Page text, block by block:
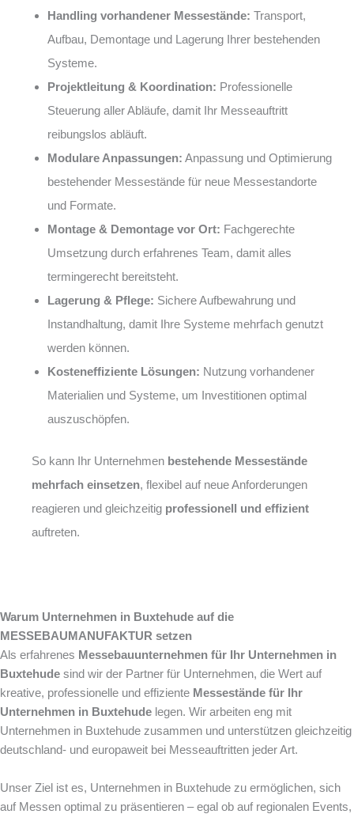
Handling vorhandener Messestände: Transport,
Aufbau, Demontage und Lagerung Ihrer bestehenden
Systeme.
Projektleitung & Koordination: Professionelle
Steuerung aller Abläufe, damit Ihr Messeauftritt
reibungslos abläuft.
Modulare Anpassungen: Anpassung und Optimierung
bestehender Messestände für neue Messestandorte
und Formate.
Montage & Demontage vor Ort: Fachgerechte
Umsetzung durch erfahrenes Team, damit alles
termingerecht bereitsteht.
Lagerung & Pflege: Sichere Aufbewahrung und
Instandhaltung, damit Ihre Systeme mehrfach genutzt
werden können.
Kosteneffiziente Lösungen: Nutzung vorhandener
Materialien und Systeme, um Investitionen optimal
auszuschöpfen.
So kann Ihr Unternehmen bestehende Messestände
mehrfach einsetzen, flexibel auf neue Anforderungen
reagieren und gleichzeitig professionell und effizient
auftreten.
Warum Unternehmen in Buxtehude auf die
MESSEBAUMANUFAKTUR setzen
Als erfahrenes Messebauunternehmen für Ihr Unternehmen in
Buxtehude sind wir der Partner für Unternehmen, die Wert auf
kreative, professionelle und effiziente Messestände für Ihr
Unternehmen in Buxtehude legen. Wir arbeiten eng mit
Unternehmen in Buxtehude zusammen und unterstützen gleichzeitig
deutschland- und europaweit bei Messeauftritten jeder Art.
Unser Ziel ist es, Unternehmen in Buxtehude zu ermöglichen, sich
auf Messen optimal zu präsentieren – egal ob auf regionalen Events,